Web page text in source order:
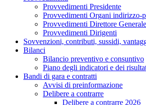
Provvedimenti Presidente
Provvedimenti Organi indirizzo-
Provvedimenti Direttore Generale
Provvedimenti Dirigenti
Sovvenzioni, contributi, sussidi,
Bilanci
Bilancio preventivo e consuntivo
Piano degli indicatori e dei
Bandi di gara e contratti
Avvisi di preinformazione
Delibere a contrarre
Delibere a contrarre 2026